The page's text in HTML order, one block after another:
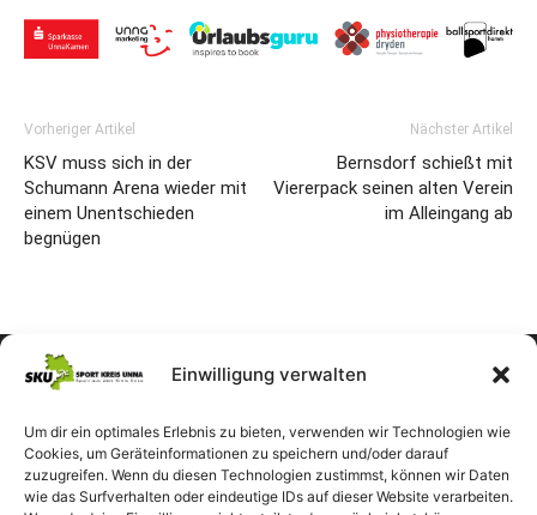
Einwilligung verwalten
Um dir ein optimales Erlebnis zu bieten, verwenden wir Technologien wie
Cookies, um Geräteinformationen zu speichern und/oder darauf
zuzugreifen. Wenn du diesen Technologien zustimmst, können wir Daten
wie das Surfverhalten oder eindeutige IDs auf dieser Website verarbeiten.
Vorheriger Artikel
KSV muss sich in der
Schumann Arena wieder mit
einem Unentschieden
begnügen
Nächster Artikel
Bernsdorf schießt mit
Viererpack seinen alten Verein
im Alleingang ab